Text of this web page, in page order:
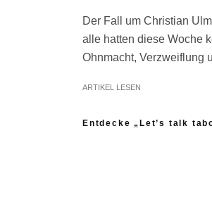
Der Fall um Christian
alle hatten diese Woche
Ohnmacht, Verzweiflung
ARTIKEL LESEN
Entdecke „Let’s talk